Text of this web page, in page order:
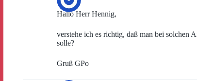
Hallo Herr Hennig,
verstehe ich es richtig, daß man bei solchen
solle?
Gruß GPo